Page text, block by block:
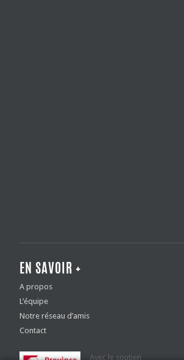
EN SAVOIR +
A propos
L’équipe
Notre réseau d’amis
Contact
Avec le soutien